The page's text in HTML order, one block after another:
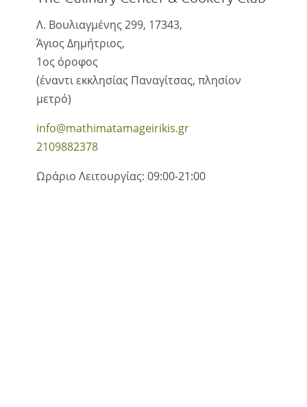
Λ. Βουλιαγμένης 299, 17343,
Άγιος Δημήτριος,
1ος όροφος
(έναντι εκκλησίας Παναγίτσας, πλησίον
μετρό)
info@mathimatamageirikis.gr
2109882378
Ωράριο Λειτουργίας: 09:00-21:00